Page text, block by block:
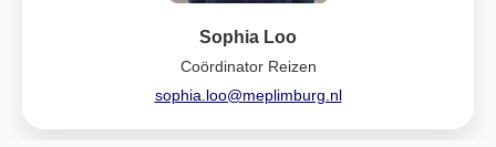
Sophia Loo
Coördinator Reizen
sophia.loo@meplimburg.nl